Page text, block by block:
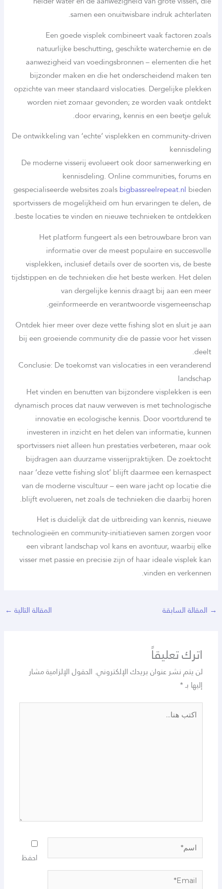
samen een onuitwisbare indruk achterlaten.
Een goede visplek combineert vaak factoren zoals
natuurlijke beschutting, geschikte waterchemie en de
aanwezigheid van voedingsbronnen – elementen die het
bijzonder maken en die het onderscheidend maken ten
opzichte van meer standaard vislocaties. Dergelijke plekken
worden niet zomaar gevonden; ze worden vaak ontdekt
door ervaring, kennis en een beetje geluk.
De ontwikkeling van ‘echte’ visplekken en community-driven
kennisdeling
De moderne visserij evolueert ook door samenwerking en
kennisdeling. Online communities, forums en
gespecialiseerde websites zoalsbigbassreelrepeat.nl bieden
sportvissers de mogelijkheid om hun ervaringen te delen, de
beste locaties te vinden en nieuwe technieken te ontdekken.
Het platform fungeert als een betrouwbare bron van
informatie over de meest populaire en succesvolle
visplekken, inclusief details over de soorten vis, de beste
tijdstippen en de technieken die het beste werken. Het delen
van dergelijke kennis draagt bij aan een meer
geïnformeerde en verantwoorde visgemeenschap.
Ontdek hier meer over deze vette fishing slot en sluit je aan
bij een groeiende community die de passie voor het vissen
deelt.
Conclusie: De toekomst van vislocaties in een veranderend
landschap
Het vinden en benutten van bijzondere visplekken is een
dynamisch proces dat nauw verweven is met technologische
innovatie en ecologische kennis. Door voortdurend te
investeren in inzicht en het delen van informatie, kunnen
sportvissers niet alleen hun prestaties verbeteren, maar ook
bijdragen aan duurzame visserijpraktijken. De zoektocht
naar ‘deze vette fishing slot’ blijft daarmee een kernaspect
van de moderne viscultuur – een ware jacht op locatie die
blijft evolueren, net zoals de technieken die daarbij horen.
Het is duidelijk dat de uitbreiding van kennis, nieuwe
technologieën en community-initiatieven samen zorgen voor
een vibrant landschap vol kans en avontuur, waarbij elke
visser met passie en precisie zijn of haar ideale visplek kan
vinden en verkennen.
→ المقالة السابقة المقالة التالية ←
اترك تعليقاً
لن يتم نشر عنوان بريدك الإلكتروني. الحقول الإلزامية مشار
إليها بـ*
اكتب
هنا...
اسم*
Email*
احفظ